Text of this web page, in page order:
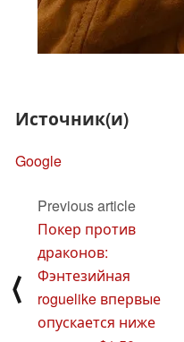
Источник(и)
Google
⟨
Previous article
Покер против
драконов:
Фэнтезийная
roguelike впервые
опускается ниже